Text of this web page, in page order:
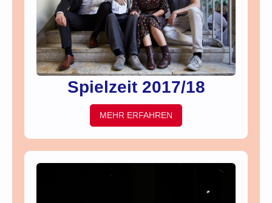
Spielzeit 2017/18
MEHR ERFAHREN